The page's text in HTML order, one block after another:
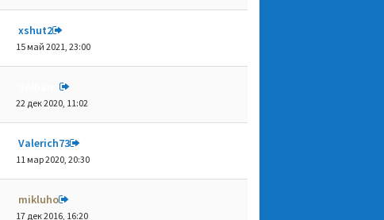
xshut2
15 май 2021, 23:00
22 дек 2020, 11:02
Valerich73
11 мар 2020, 20:30
mikluho
17 дек 2016, 16:20